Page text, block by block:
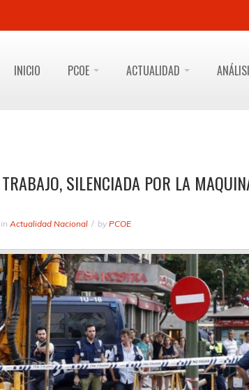
INICIO PCOE ACTUALIDAD
SILENCIADA POR LA
in Actualidad Nacional by PCOE